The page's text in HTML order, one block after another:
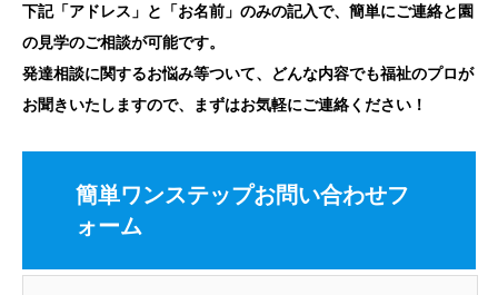
下記「アドレス」と「お名前」のみの記入で、簡単にご連絡と園
の見学のご相談が可能です。
発達相談に関するお悩み等ついて、どんな内容でも福祉のプロが
お聞きいたしますので、まずはお気軽にご連絡ください！
簡単ワンステップお問い合わせフ
ォーム